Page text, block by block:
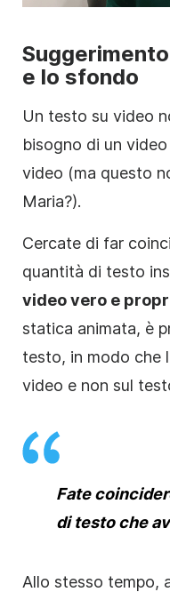
e lo sfondo
Un testo su video
bisogno di un video
video (ma questo
Maria?).
Cercate di far
quantità di testo
videovero e
statica animata, è
testo, in modo che
video e non sul
Fate
di testo che
Allo stesso tempo,